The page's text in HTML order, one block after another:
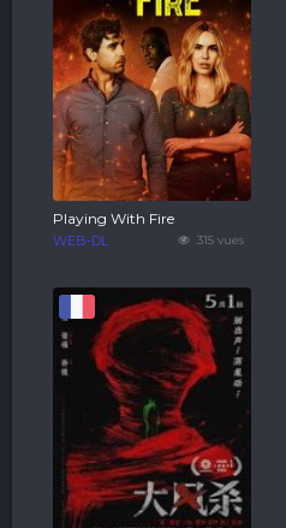
315 vues
Playing With Fire
WEB-DL